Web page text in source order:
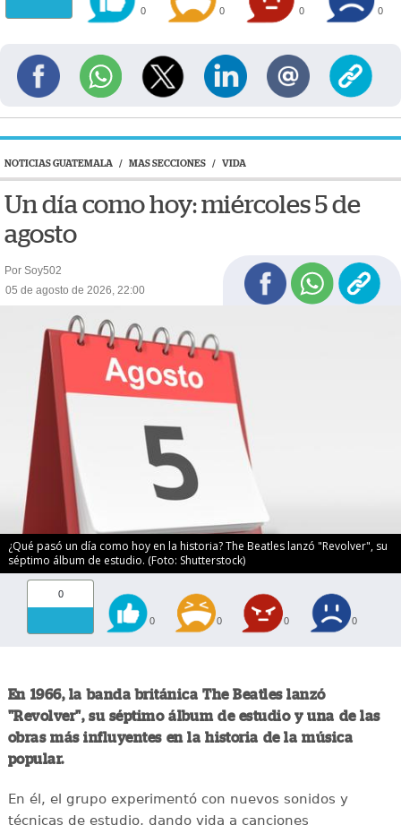
0 0 0 0
NOTICIAS GUATEMALA / MAS SECCIONES / VIDA
Un día como hoy: miércoles 5 de
agosto
Por Soy502
05 de agosto de 2026, 22:00
¿Qué pasó un día como hoy en la historia? The Beatles lanzó "Revolver", su
séptimo álbum de estudio. (Foto: Shutterstock)
0
0 0 0 0
En 1966, la banda británica The Beatles lanzó
"Revolver", su séptimo álbum de estudio y una de las
obras más influyentes en la historia de la música
popular.
En él, el grupo experimentó con nuevos sonidos y
técnicas de estudio, dando vida a canciones